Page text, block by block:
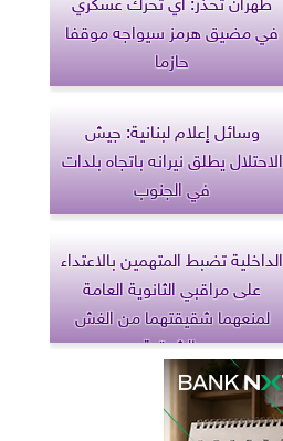
في مضيق هرمز سيواجه موقفا
حازما
وسائل إعلام لبنانية: جيش
الاحتلال يطلق نيرانه باتجاه بلدات
في الجنوب
الداخلية تضبط المتهمين بالاعتداء
على مراقبي الثانوية العامة
لمنعهما شقيقتهما من الغش
بالشرقية